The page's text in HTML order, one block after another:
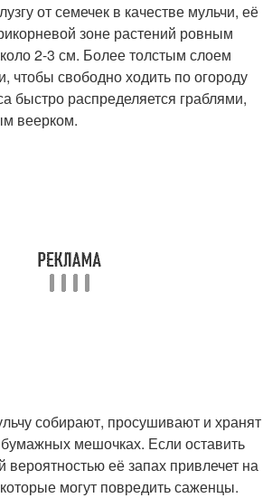
от семечек в качестве мульчи, её
зоне растений ровным
2-3 см. Более толстым слоем
чтобы свободно ходить по огороду
быстро распределяется граблями,
веерком.
собирают, просушивают и хранят
мешочках. Если оставить
вероятностью её запах привлечет на
могут повредить саженцы.